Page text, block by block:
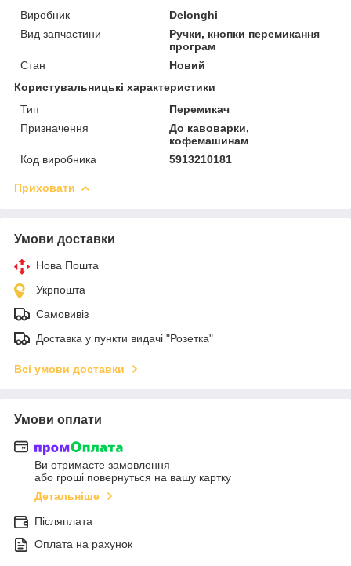
Виробник
Delonghi
Вид запчастини
Ручки, кнопки перемикання
програм
Стан
Новий
Користувальницькі характеристики
Тип
Перемикач
Призначення
До кавоварки,
кофемашинам
Код виробника
5913210181
Приховати
Умови доставки
Нова Пошта
Укрпошта
Самовивіз
Доставка у пункти видачі "Розетка"
Всі умови доставки
Умови оплати
Ви отримаєте замовлення
або гроші повернуться на вашу картку
Детальніше
Післяплата
Оплата на рахунок